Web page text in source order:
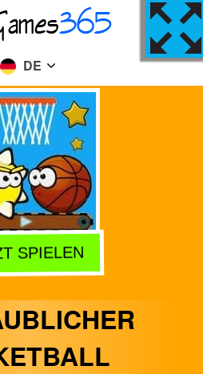
DE
SPIELEN